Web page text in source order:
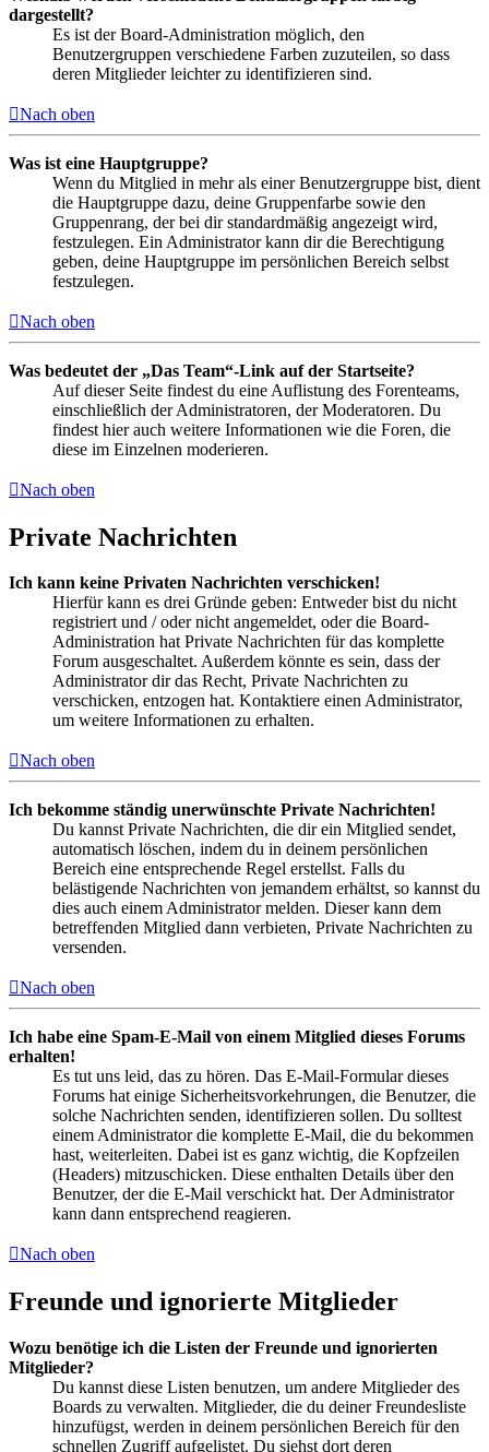
dargestellt?
Es ist der Board-Administration möglich, den
Benutzergruppen verschiedene Farben zuzuteilen, so dass
deren Mitglieder leichter zu identifizieren sind.
Nach oben
Was ist eine Hauptgruppe?
Wenn du Mitglied in mehr als einer Benutzergruppe bist, dient
die Hauptgruppe dazu, deine Gruppenfarbe sowie den
Gruppenrang, der bei dir standardmäßig angezeigt wird,
festzulegen. Ein Administrator kann dir die Berechtigung
geben, deine Hauptgruppe im persönlichen Bereich selbst
festzulegen.
Nach oben
Was bedeutet der „Das Team“-Link auf der Startseite?
Auf dieser Seite findest du eine Auflistung des Forenteams,
einschließlich der Administratoren, der Moderatoren. Du
findest hier auch weitere Informationen wie die Foren, die
diese im Einzelnen moderieren.
Nach oben
Private Nachrichten
Ich kann keine Privaten Nachrichten verschicken!
Hierfür kann es drei Gründe geben: Entweder bist du nicht
registriert und / oder nicht angemeldet, oder die Board-
Administration hat Private Nachrichten für das komplette
Forum ausgeschaltet. Außerdem könnte es sein, dass der
Administrator dir das Recht, Private Nachrichten zu
verschicken, entzogen hat. Kontaktiere einen Administrator,
um weitere Informationen zu erhalten.
Nach oben
Ich bekomme ständig unerwünschte Private Nachrichten!
Du kannst Private Nachrichten, die dir ein Mitglied sendet,
automatisch löschen, indem du in deinem persönlichen
Bereich eine entsprechende Regel erstellst. Falls du
belästigende Nachrichten von jemandem erhältst, so kannst du
dies auch einem Administrator melden. Dieser kann dem
betreffenden Mitglied dann verbieten, Private Nachrichten zu
versenden.
Nach oben
Ich habe eine Spam-E-Mail von einem Mitglied dieses Forums
erhalten!
Es tut uns leid, das zu hören. Das E-Mail-Formular dieses
Forums hat einige Sicherheitsvorkehrungen, die Benutzer, die
solche Nachrichten senden, identifizieren sollen. Du solltest
einem Administrator die komplette E-Mail, die du bekommen
hast, weiterleiten. Dabei ist es ganz wichtig, die Kopfzeilen
(Headers) mitzuschicken. Diese enthalten Details über den
Benutzer, der die E-Mail verschickt hat. Der Administrator
kann dann entsprechend reagieren.
Nach oben
Freunde und ignorierte Mitglieder
Wozu benötige ich die Listen der Freunde und ignorierten
Mitglieder?
Du kannst diese Listen benutzen, um andere Mitglieder des
Boards zu verwalten. Mitglieder, die du deiner Freundesliste
hinzufügst, werden in deinem persönlichen Bereich für den
schnellen Zugriff aufgelistet. Du siehst dort deren